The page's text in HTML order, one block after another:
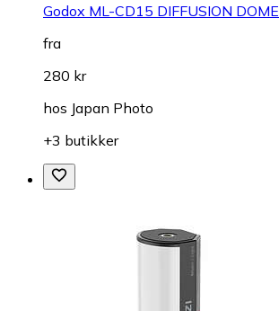
Godox ML-CD15 DIFFUSION DOME
fra
280 kr
hos Japan Photo
+3 butikker